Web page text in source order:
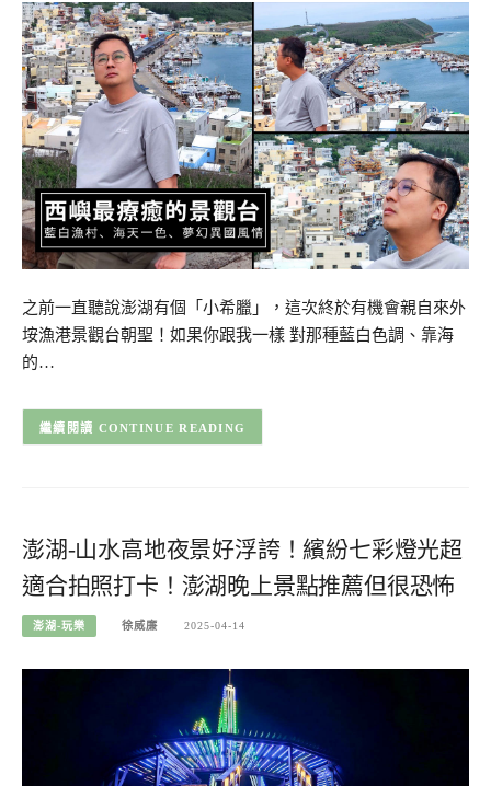
之前一直聽說澎湖有個「小希臘」，這次終於有機會親自來外
垵漁港景觀台朝聖！如果你跟我一樣 對那種藍白色調、靠海
的…
CONTINUE READING
澎湖-山水高地夜景好浮誇！繽紛七彩燈光超
適合拍照打卡！澎湖晚上景點推薦但很恐怖
澎湖-玩樂 徐威廉 2025-04-14